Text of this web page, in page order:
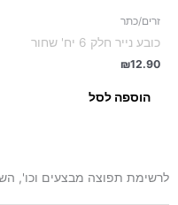
זרים/כתר
כובע נייר חלק 6 יח' שחור
₪12.90
הוספה לסל
לרשימת תפוצה מבצעים וכו',